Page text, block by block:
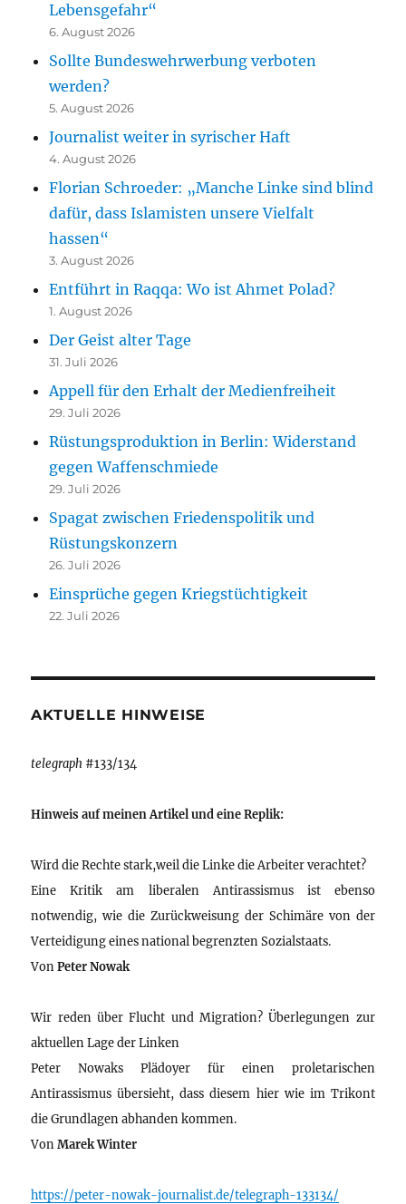
Lebensgefahr“
6. August 2026
Sollte Bundeswehrwerbung verboten
werden?
5. August 2026
Journalist weiter in syrischer Haft
4. August 2026
Florian Schroeder: „Manche Linke sind blind
dafür, dass Islamisten unsere Vielfalt
hassen“
3. August 2026
Entführt in Raqqa: Wo ist Ahmet Polad?
1. August 2026
Der Geist alter Tage
31. Juli 2026
Appell für den Erhalt der Medienfreiheit
29. Juli 2026
Rüstungsproduktion in Berlin: Widerstand
gegen Waffenschmiede
29. Juli 2026
Spagat zwischen Friedenspolitik und
Rüstungskonzern
26. Juli 2026
Einsprüche gegen Kriegstüchtigkeit
22. Juli 2026
AKTUELLE HINWEISE
telegraph #133/134
Hinweis auf meinen Artikel und eine Replik:
Wird die Rechte stark,weil die Linke die Arbeiter verachtet?
Eine Kritik am liberalen Antirassismus ist ebenso
notwendig, wie die Zurückweisung der Schimäre von der
Verteidigung eines national begrenzten Sozialstaats.
VonPeter Nowak
Wir reden über Flucht und Migration? Überlegungen zur
aktuellen Lage der Linken
Peter Nowaks Plädoyer für einen proletarischen
Antirassismus übersieht, dass diesem hier wie im Trikont
die Grundlagen abhanden kommen.
VonMarek Winter
https://peter-nowak-journalist.de/telegraph-133134/